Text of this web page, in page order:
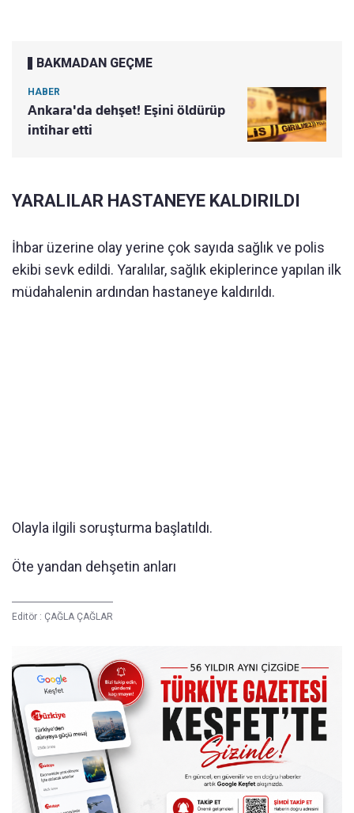
BAKMADAN GEÇME
HABER
Ankara'da dehşet! Eşini öldürüp
intihar etti
YARALILAR HASTANEYE KALDIRILDI
İhbar üzerine olay yerine çok sayıda sağlık ve polis
ekibi sevk edildi. Yaralılar, sağlık ekiplerince yapılan ilk
müdahalenin ardından hastaneye kaldırıldı.
Olayla ilgili soruşturma başlatıldı.
Öte yandan dehşetin anları
Editör : ÇAĞLA ÇAĞLAR